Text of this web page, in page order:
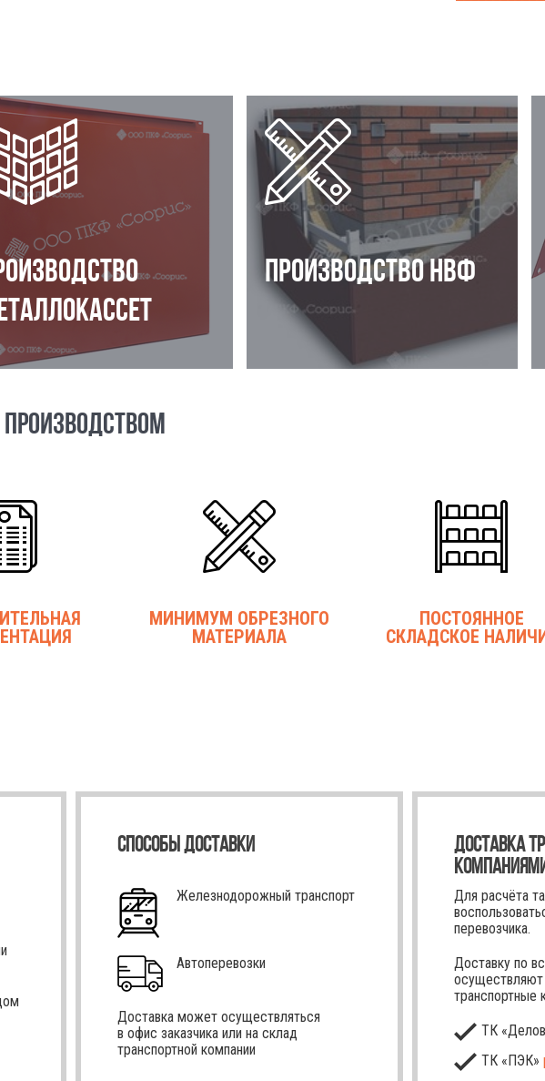
ПРОИЗВОДСТВО НВФ
МИНИМУМ ОБРЕЗНОГО
МАТЕРИАЛА
ПОСТОЯННОЕ
СКЛАДСКОЕ
СПОСОБЫ ДОСТАВКИ
Железнодорожный транспорт
Автоперевозки
Доставка может осуществляться
в офис заказчика или на склад
транспортной компании
ДОСТАВКА
Для расчёта
перевозчика.
Доставку по
транспортные
ТК
ТК «ПЭК»